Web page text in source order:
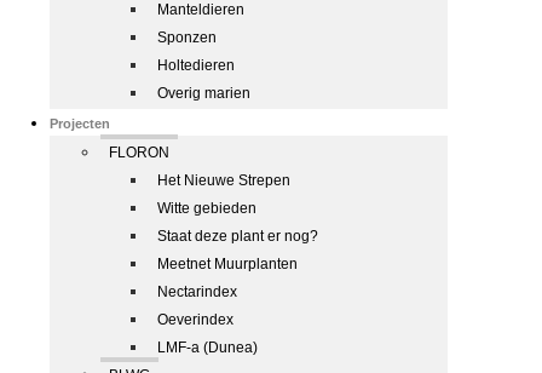
Manteldieren
Sponzen
Holtedieren
Overig marien
Projecten
FLORON
Het Nieuwe Strepen
Witte gebieden
Staat deze plant er nog?
Meetnet Muurplanten
Nectarindex
Oeverindex
LMF-a (Dunea)